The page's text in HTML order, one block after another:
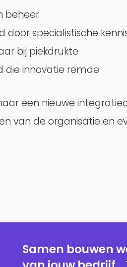
beheer
door specialistische
bij piekdrukte
die innovatie remde
een nieuwe
van de organisatie en
Samen bouwen